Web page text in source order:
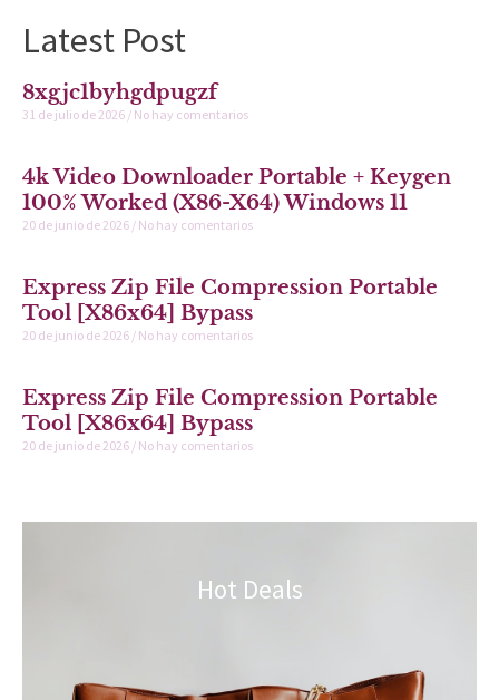
Latest Post
8xgjc1byhgdpugzf
31 de julio de 2026 No hay comentarios
4k Video Downloader Portable + Keygen
100% Worked (x86-X64) Windows 11
20 de junio de 2026 No hay comentarios
Express Zip File Compression Portable
Tool [x86x64] Bypass
20 de junio de 2026 No hay comentarios
Express Zip File Compression Portable
Tool [x86x64] Bypass
20 de junio de 2026 No hay comentarios
Hot Deals